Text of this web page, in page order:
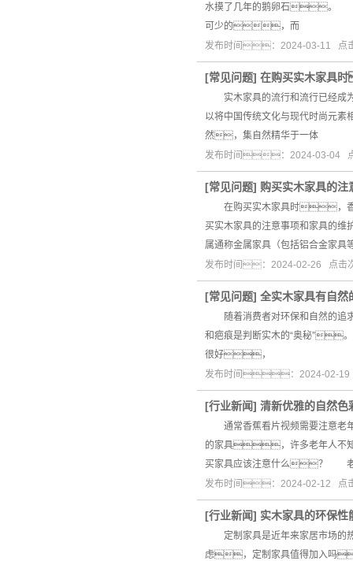
水摸了几年的鹅卵石。
可少的，而
发布时间：2024-03-11
[常见问题] 在购买实木家具
实木家具的流行和流行已经成
以将中国传统文化与现代时尚
然，集自然精华于一体
发布时间：2024-03-04
[常见问题] 购买实木家具的注
在购买实木家具时，香蕉
买实木家具的注意事项和家
属通称金属家具（包括铝合金家具
发布时间：2024-02-26 点
[常见问题] 全实木家具有自
随着消费者对环保和自然的追
和疤痕是判断实木的“奥秘”
很好，
发布时间：2024-02-
[行业新闻] 清新优雅的自然色
通常香蕉看片视频需要注意
的家具，许多老年人不知
买家具应该注意什么？ 老
发布时间：2024-02-12 点
[行业新闻] 实木家具的环保性
定制家具是近年来家居市场的
虑，定制家具值得加入吗